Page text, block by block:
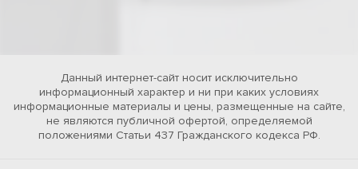
Данный интернет-сайт носит исключительно
информационный характер и ни при каких условиях
информационные материалы и цены, размещенные на сайте,
не являются публичной офертой, определяемой
положениями Статьи 437 Гражданского кодекса РФ.